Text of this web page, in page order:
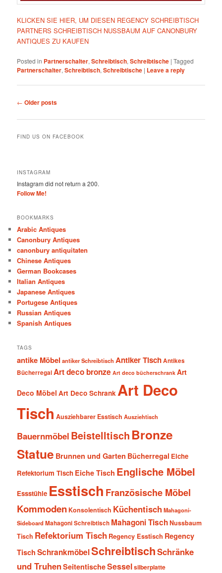
KLICKEN SIE HIER, UM DIESEN REGENCY SCHREIBTISCH
PARTNERS SCHREIBTISCH NUSSBAUM AUF CANONBURY
ANTIQUES ZU KAUFEN
Posted in Partnerschalter,Schreibtisch,Schreibtische |Tagged
Partnerschalter,Schreibtisch,Schreibtische | Leave a reply
Post
← Older posts
FIND US ON FACEBOOK
INSTAGRAM
Instagram did not return a 200.
Follow Me!
BOOKMARKS
Arabic Antiques
Canonbury Antiques
canonbury antiquitaten
Chinese Antiques
German Bookcases
Italian Antiques
Japanese Antiques
Portugese Antiques
Russian Antiques
Spanish Antiques
TAGS
antike Möbel antiker Schreibtisch Antiker TischAntikes
BücherregalArt deco bronze Art deco bücherschrank Art
Deco Möbel Art Deco Schrank Art Deco
Tisch Ausziehbarer Esstisch Ausziehtisch
Bauernmöbel Beistelltisch Bronze
Statue Brunnen und Garten Bücherregal Eiche
Refektorium Tisch Eiche Tisch Englische Möbel
Essstühle Esstisch Französische Möbel
Kommoden Konsolentisch Küchentisch Mahagoni-
SideboardMahagoni Schreibtisch Mahagoni TischNussbaum
Tisch Refektorium Tisch Regency Esstisch Regency
Tisch SchrankmöbelSchreibtischSchränke
und TruhenSeitentischeSesselsilberplatte